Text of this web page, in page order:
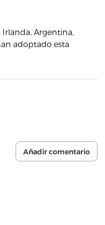
Argentina,
adoptado esta
Añadir comentario